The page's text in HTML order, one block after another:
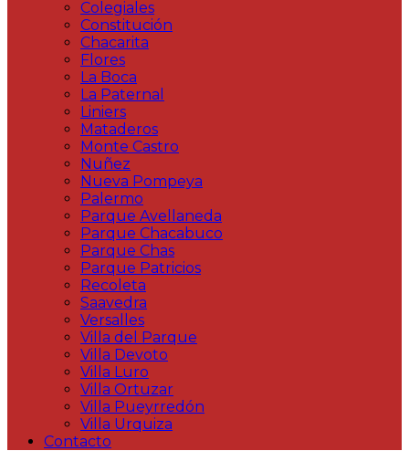
Colegiales
Constitución
Chacarita
Flores
La Boca
La Paternal
Liniers
Mataderos
Monte Castro
Nuñez
Nueva Pompeya
Palermo
Parque Avellaneda
Parque Chacabuco
Parque Chas
Parque Patricios
Recoleta
Saavedra
Versalles
Villa del Parque
Villa Devoto
Villa Luro
Villa Ortuzar
Villa Pueyrredón
Villa Urquiza
Contacto